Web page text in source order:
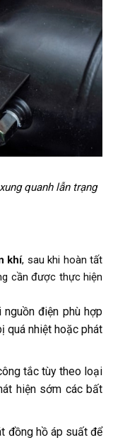
quanh lẫn trạng
khí, sau khi hoàn tất
cần được thực hiện
điện phù hợp
quá nhiệt hoặc phát
tắc tùy theo loại
hiện sớm các bất
đồng hồ áp suất để